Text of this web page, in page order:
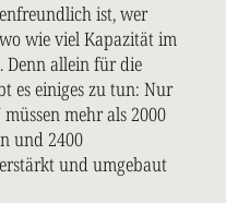
ist, wer
wie viel Kapazität im
Denn allein für die
es einiges zu tun: Nur
mehr als 2000
und 2400
und umgebaut